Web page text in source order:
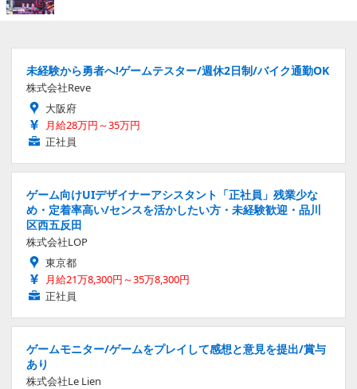
未経験から勇者へ!ゲームテスター/週休2日制/バイク通勤OK
株式会社Reve
大阪府
月給28万円～35万円
正社員
ゲーム向けUIデザイナーアシスタント「正社員」残業少な
め・定着率高い/センスを活かしたい方・未経験歓迎・品川
区西五反田
株式会社LOP
東京都
月給21万8,300円～35万8,300円
正社員
ゲームモニター/ゲームをプレイして感想と意見を提出/賞与
あり
株式会社Le Lien